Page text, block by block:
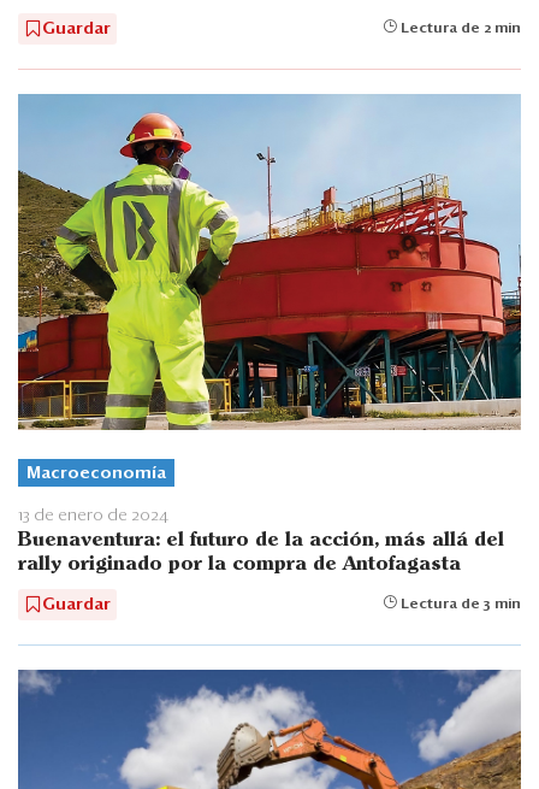
Guardar Lectura de 2 min
Macroeconomía
13 de enero de 2024
Buenaventura: el futuro de la acción, más allá del
rally originado por la compra de Antofagasta
Guardar Lectura de 3 min